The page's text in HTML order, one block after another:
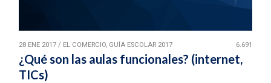
28 ENE 2017/ EL COMERCIO, GUÍA ESCOLAR 2017 6.691
¿Qué son las aulas funcionales? (internet,
TICs)